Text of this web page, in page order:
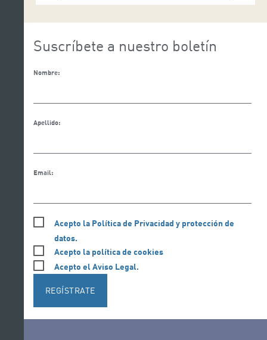
Suscríbete a nuestro boletín
Nombre:
Apellido:
Email:
Acepto la Política de Privacidad y protección de
datos.
Acepto la política de cookies
Acepto el Aviso Legal.
REGÍSTRATE